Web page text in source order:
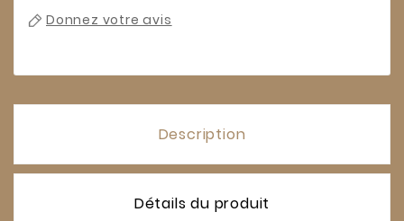
Donnez votre avis
Description
Détails du produit